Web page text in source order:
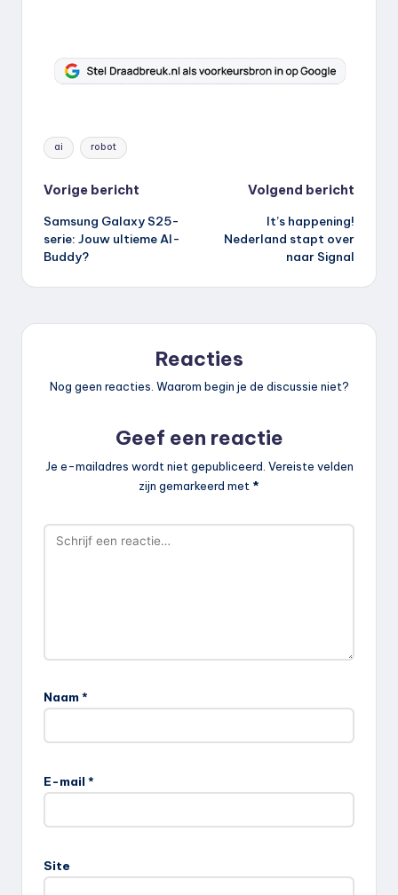
Tags:
ai robot
Bericht
navigatie
Vorige bericht
Samsung Galaxy S25-
serie: Jouw ultieme AI-
Buddy?
Volgend bericht
It’s happening!
Nederland stapt over
naar Signal
Reacties
Nog geen reacties. Waarom begin je de discussie niet?
Geef een reactie
Je e-mailadres wordt niet gepubliceerd. Vereiste velden
zijn gemarkeerd met *
Naam *
E-mail *
Site